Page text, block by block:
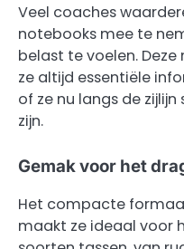
Veel coaches
notebooks mee te
belast te voelen.
ze altijd essentiële
of ze nu langs de
zijn.
Gemak voor het
Het compacte
maakt ze ideaal voor